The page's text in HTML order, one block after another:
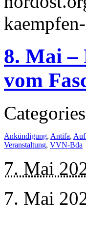
8. Mai –
vom
Ankündigung, Antifa,
Veranstaltung, VVN-Bda
7. Mai
7. Mai